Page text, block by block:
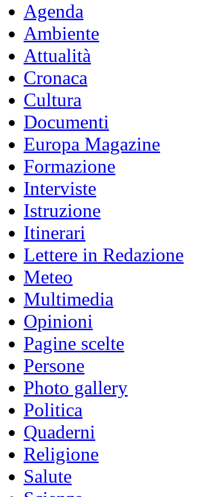
Agenda
Ambiente
Attualità
Cronaca
Cultura
Documenti
Europa Magazine
Formazione
Interviste
Istruzione
Itinerari
Lettere in Redazione
Meteo
Multimedia
Opinioni
Pagine scelte
Persone
Photo gallery
Politica
Quaderni
Religione
Salute